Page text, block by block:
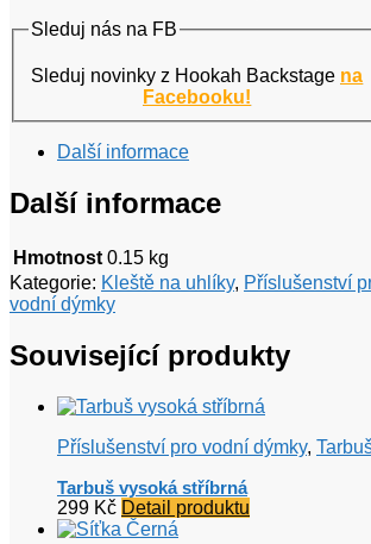
Sleduj nás na FB
Sleduj novinky z Hookah Backstage na
Facebooku!
Další informace
Další informace
Hmotnost 0.15 kg
Kategorie: Kleště na uhlíky, Příslušenství
vodní dýmky
Související produkty
Příslušenství pro vodní dýmky,
Tarbuš vysoká stříbrná
299 Kč Detail produktu